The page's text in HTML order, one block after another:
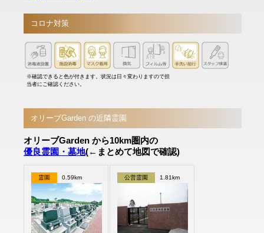
コロナ対策
※確認できると色が付きます。状況は日々変わりますので担
当者にご確認ください。
オリーブGarden の近隣霊園
オリーブGarden から10km圏内の
優良霊園・墓地(←まとめて地図で確認)
霊園 0.59km 公営霊園 1.81km